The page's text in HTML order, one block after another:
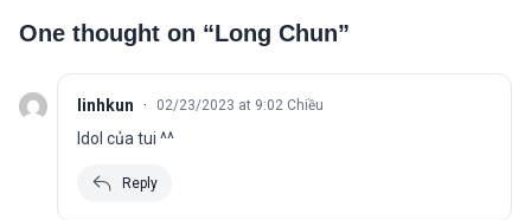
One thought on “Long Chun”
linhkun · 02/23/2023 at 9:02 Chiều
Idol của tui ^^
Reply